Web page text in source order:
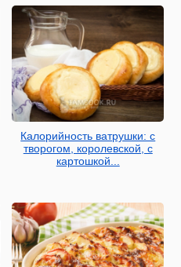
Калорийность ватрушки: с
творогом, королевской, с
картошкой...